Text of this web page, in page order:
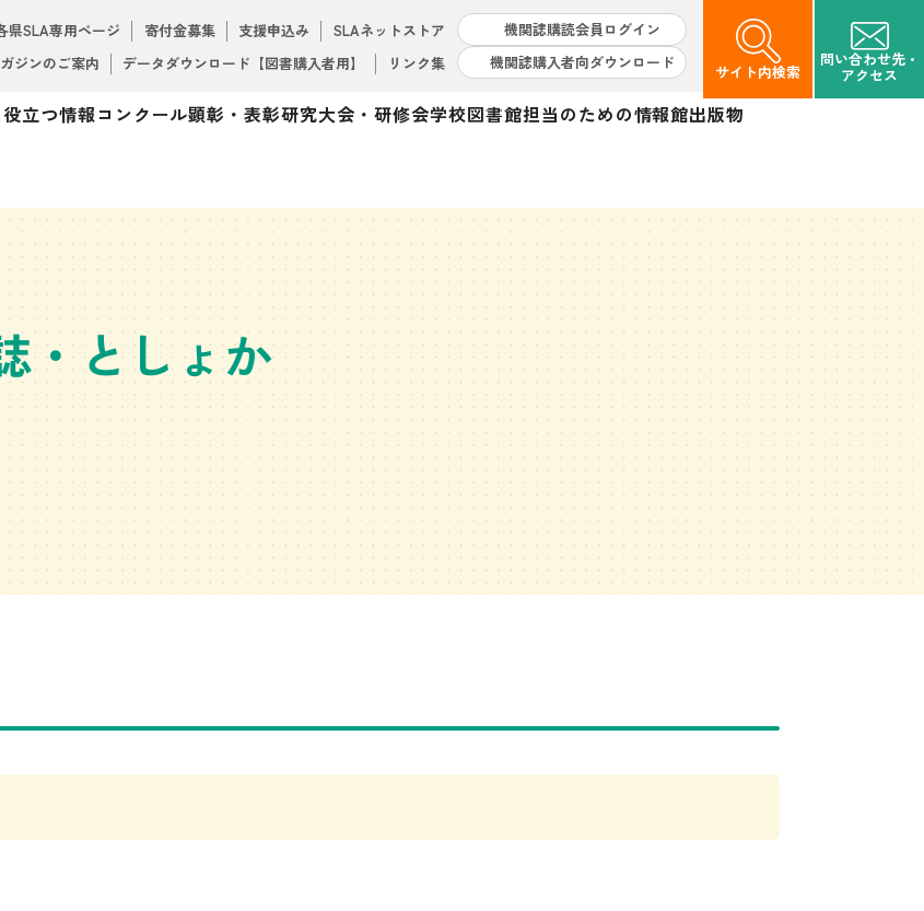
県SLA専用ページ 寄付金募集 支援申込み SLAネットストア
機関誌購読会員ログイン
ジンのご案内
データダウンロード【図書購入者用】 リンク集 機関誌購入者向ダウンロード サイト内検索
問い合わせ先・
アクセス
立つ情報コンクール顕彰・表彰研究大会・研修会学校図書館担当のための情報館出版物
・としょか